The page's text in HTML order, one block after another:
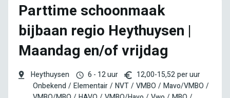
Parttime schoonmaak
bijbaan regio Heythuysen |
Maandag en/of vrijdag
Heythuysen 6 - 12 uur 12,00-15,52per uur
Onbekend
Elementair NVT VMBO
Mavo/VMBO